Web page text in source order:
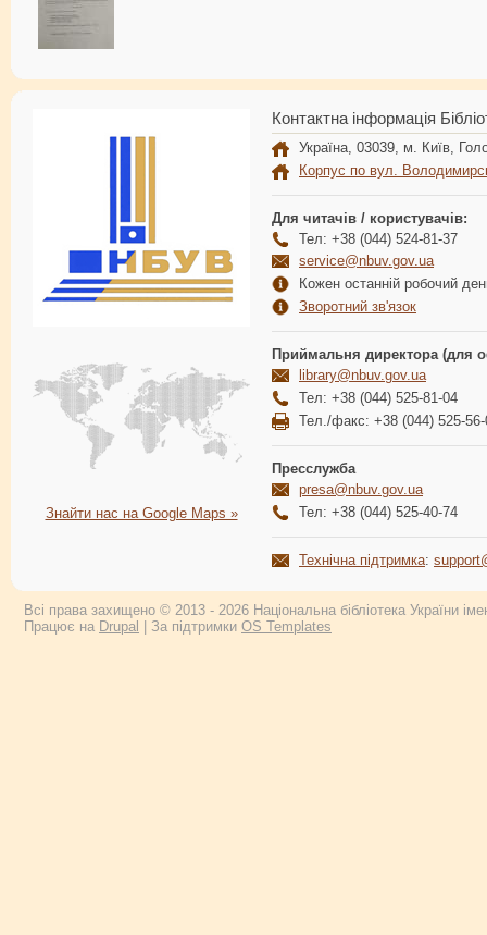
Знайти нас на Google Maps »
Контактна інформація
Україна, 03039, м. Київ,
Корпус по вул.
Для читачів / користувачів:
Тел: +38 (044) 524-81-37
service@nbuv.gov.ua
Кожен останній робочий
Зворотний зв'язок
Приймальня директора (для
library@nbuv.gov.ua
Тел: +38 (044) 525-81-04
Тел./факс: +38 (044) 525-56-
Пресслужба
presa@nbuv.gov.ua
Тел: +38 (044) 525-40-74
Технічна підтримка:
Всі права захищено © 2013 - 2026 Національна бібліотека України
Працює на Drupal | За підтримки OS Templates